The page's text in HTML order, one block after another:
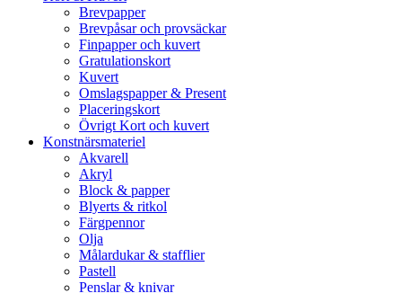
Brevpapper
Brevpåsar och provsäckar
Finpapper och kuvert
Gratulationskort
Kuvert
Omslagspapper & Present
Placeringskort
Övrigt Kort och kuvert
Konstnärsmateriel
Akvarell
Akryl
Block & papper
Blyerts & ritkol
Färgpennor
Olja
Målardukar & stafflier
Pastell
Penslar & knivar